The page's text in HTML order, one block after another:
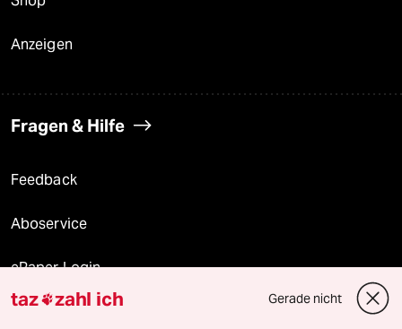
Anzeigen
Fragen & Hilfe
Feedback
Aboservice
ePaper Login
Downloads für Abonnierende
taz zahl ich Gerade nicht